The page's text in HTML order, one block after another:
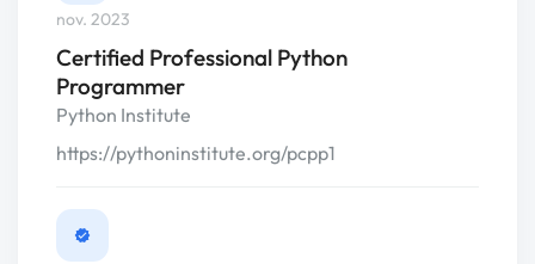
nov. 2023
Certified Professional Python
Programmer
Python Institute
https://pythoninstitute.org/pcpp1